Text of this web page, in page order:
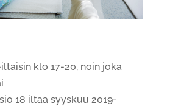
klo 17-20, noin joka
18 iltaa syyskuu 2019-